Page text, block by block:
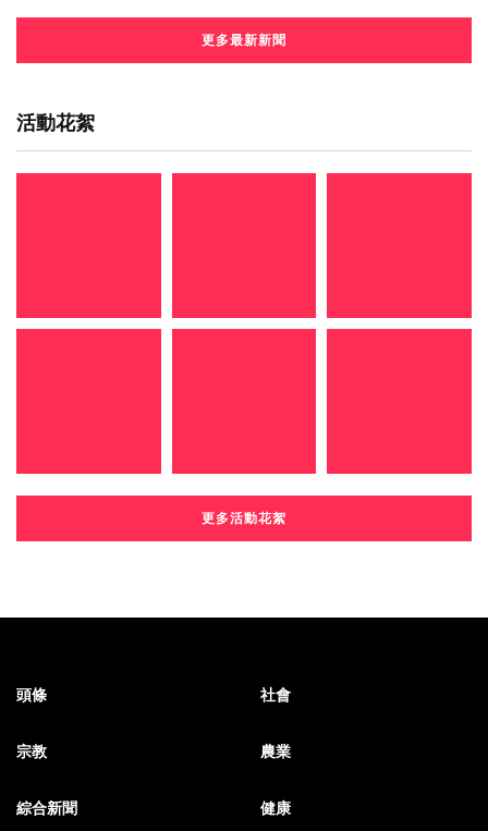
更多最新新聞
活動花絮
更多活動花絮
頭條 社會
宗教 農業
綜合新聞 健康